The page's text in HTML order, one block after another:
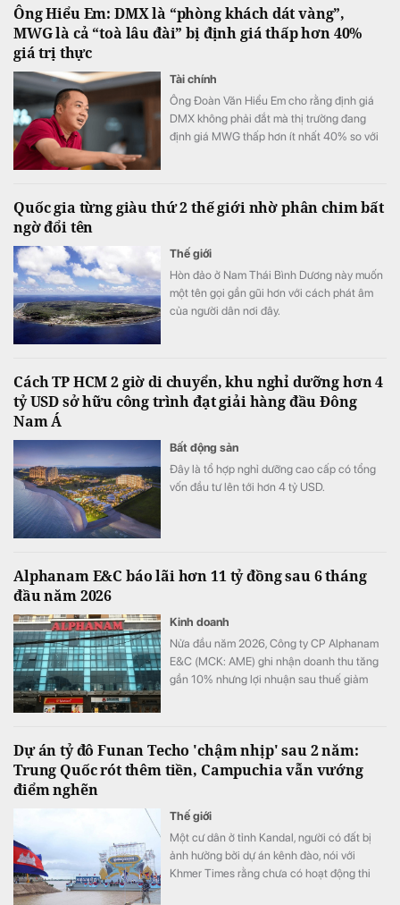
Ông Hiểu Em: DMX là “phòng khách dát vàng”,
MWG là cả “toà lâu đài” bị định giá thấp hơn 40%
giá trị thực
Tài chính
Ông Đoàn Văn Hiểu Em cho rằng định giá
DMX không phải đắt mà thị trường đang
định giá MWG thấp hơn ít nhất 40% so với
Quốc gia từng giàu thứ 2 thế giới nhờ phân chim bất
ngờ đổi tên
Thế giới
Hòn đảo ở Nam Thái Bình Dương này muốn
một tên gọi gần gũi hơn với cách phát âm
của người dân nơi đây.
Cách TP HCM 2 giờ di chuyển, khu nghỉ dưỡng hơn 4
tỷ USD sở hữu công trình đạt giải hàng đầu Đông
Nam Á
Bất động sản
Đây là tổ hợp nghỉ dưỡng cao cấp có tổng
vốn đầu tư lên tới hơn 4 tỷ USD.
Alphanam E&C báo lãi hơn 11 tỷ đồng sau 6 tháng
đầu năm 2026
Kinh doanh
Nửa đầu năm 2026, Công ty CP Alphanam
E&C (MCK: AME) ghi nhận doanh thu tăng
gần 10% nhưng lợi nhuận sau thuế giảm
của doanh nghiệp.
Dự án tỷ đô Funan Techo 'chậm nhịp' sau 2 năm:
Trung Quốc rót thêm tiền, Campuchia vẫn vướng
điểm nghẽn
Thế giới
Một cư dân ở tỉnh Kandal, người có đất bị
ảnh hưởng bởi dự án kênh đào, nói với
Khmer Times rằng chưa có hoạt động thi